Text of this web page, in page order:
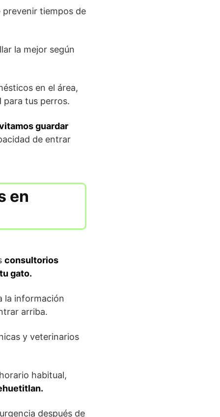
tiempos de
la mejor según
en el área,
para tus perros.
guardar
de entrar
en
consultorios
gato.
la información
arriba.
y veterinarios
habitual,
después de